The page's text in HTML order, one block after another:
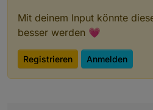
Mit deinem Input könnte
besser werden 💗
Registrieren Anmelden